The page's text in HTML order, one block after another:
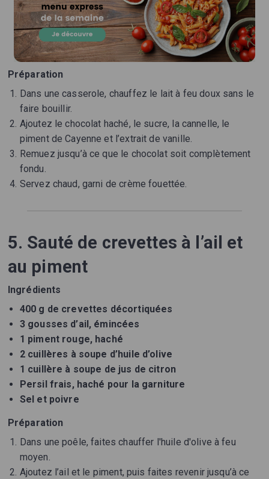
Préparation
Dans une casserole, chauffez le lait à feu doux sans le
faire bouillir.
Ajoutez le chocolat haché, le sucre, la cannelle, le
piment de Cayenne et l’extrait de vanille.
Remuez jusqu’à ce que le chocolat soit complètement
fondu.
Servez chaud, garni de crème fouettée.
5. Sauté de crevettes à l’ail et
au piment
Ingrédients
400 g de crevettes décortiquées
3 gousses d’ail, émincées
1 piment rouge, haché
2 cuillères à soupe d’huile d’olive
1 cuillère à soupe de jus de citron
Persil frais, haché pour la garniture
Sel et poivre
Préparation
Dans une poêle, faites chauffer l'huile d'olive à feu
moyen.
Ajoutez l’ail et le piment, puis faites revenir jusqu’à ce